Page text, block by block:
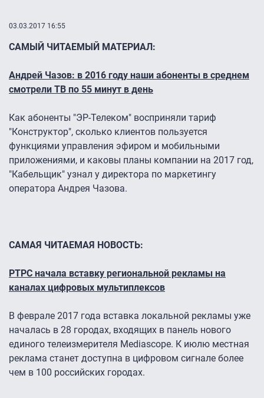
03.03.2017 16:55
САМЫЙ ЧИТАЕМЫЙ МАТЕРИАЛ:
Андрей Чазов: в 2016 году наши абоненты в среднем
смотрели ТВ по 55 минут в день
Как абоненты "ЭР-Телеком" восприняли тариф
"Конструктор", сколько клиентов пользуется
функциями управления эфиром и мобильными
приложениями, и каковы планы компании на 2017 год,
"Кабельщик" узнал у директора по маркетингу
оператора Андрея Чазова.
САМАЯ ЧИТАЕМАЯ НОВОСТЬ:
РТРС начала вставку региональной рекламы на
каналах цифровых мультиплексов
В феврале 2017 года вставка локальной рекламы уже
началась в 28 городах, входящих в панель нового
единого телеизмерителя Mediascope. К июлю местная
реклама станет доступна в цифровом сигнале более
чем в 100 российских городах.